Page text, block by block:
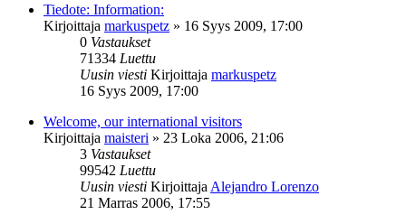
Tiedote: Information:
Kirjoittaja markuspetz » 16 Syys 2009, 17:00
0 Vastaukset
71334 Luettu
Uusin viesti Kirjoittaja markuspetz
16 Syys 2009, 17:00
Welcome, our international visitors
Kirjoittaja maisteri » 23 Loka 2006, 21:06
3 Vastaukset
99542 Luettu
Uusin viesti Kirjoittaja Alejandro Lorenzo
21 Marras 2006, 17:55